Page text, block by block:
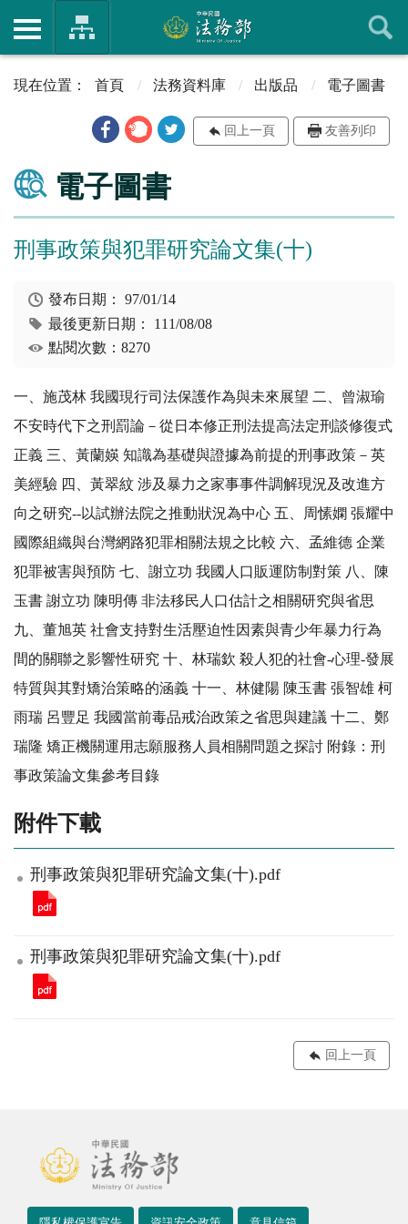
首頁 法務資料庫 出版品 電子圖書
回上一頁 友善列印
電子圖書
刑事政策與犯罪研究論文集(十)
發布日期：97/01/14
最後更新日期： 111/08/08
點閱次數：8270
一、施茂林 我國現行司法保護作為與未來展望 二、曾淑瑜
不安時代下之刑罰論－從日本修正刑法提高法定刑談修復式
正義 三、黃蘭媖 知識為基礎與證據為前提的刑事政策－英
美經驗 四、黃翠紋 涉及暴力之家事事件調解現況及改進方
向之研究--以試辦法院之推動狀況為中心 五、周愫嫻 張耀中
國際組織與台灣網路犯罪相關法規之比較 六、孟維德 企業
犯罪被害與預防 七、謝立功 我國人口販運防制對策 八、陳
玉書 謝立功 陳明傳 非法移民人口估計之相關研究與省思
九、董旭英 社會支持對生活壓迫性因素與青少年暴力行為
間的關聯之影響性研究 十、林瑞欽 殺人犯的社會-心理-發展
特質與其對矯治策略的涵義 十一、林健陽 陳玉書 張智雄 柯
雨瑞 呂豐足 我國當前毒品戒治政策之省思與建議 十二、鄭
瑞隆 矯正機關運用志願服務人員相關問題之探討 附錄：刑
事政策論文集參考目錄
附件下載
刑事政策與犯罪研究論文集(十).pdf
刑事政策與犯罪研究論文集(十).pdf
回上一頁